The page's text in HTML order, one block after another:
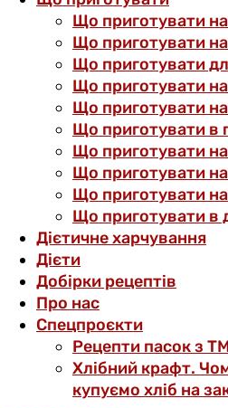
Що приготувати
Що приготувати
Що приготувати
Що приготувати на
Що приготувати
Що приготувати в
Що приготувати
Що приготувати на
Що приготувати
Що приготувати в
Дієтичне харчування
Дієти
Добірки рецептів
Про нас
Спецпроєкти
Рецепти пасок з
Хлібний крафт.
купуємо хліб на